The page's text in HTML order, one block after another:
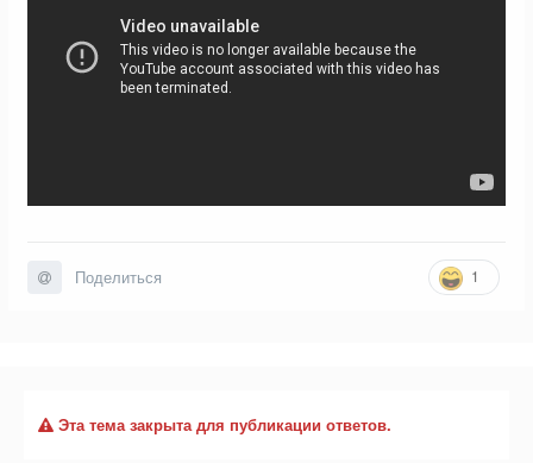
1
Поделиться
Эта тема закрыта для публикации ответов.